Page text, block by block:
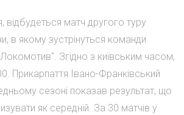
відбудеться матч другого туру
в якому зустрінуться команди
Згідно з київським часом,
Прикарпаття Івано-Франківський
сезоні показав результат, що
як середній. За 30 матчів у